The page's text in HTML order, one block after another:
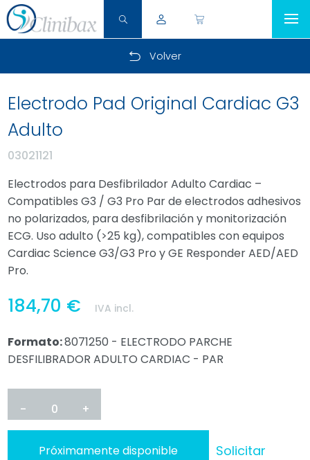
Volver
Electrodo Pad Original Cardiac G3
Adulto
03021121
Electrodos para Desfibrilador Adulto Cardiac –
Compatibles G3 / G3 Pro Par de electrodos adhesivos
no polarizados, para desfibrilación y monitorización
ECG. Uso adulto (>25 kg), compatibles con equipos
Cardiac Science G3/G3 Pro y GE Responder AED/AED
Pro.
184,70 € IVA incl.
Formato:8071250 - ELECTRODO PARCHE
DESFILIBRADOR ADULTO CARDIAC - PAR
- 0 +
Próximamente disponible Solicitar